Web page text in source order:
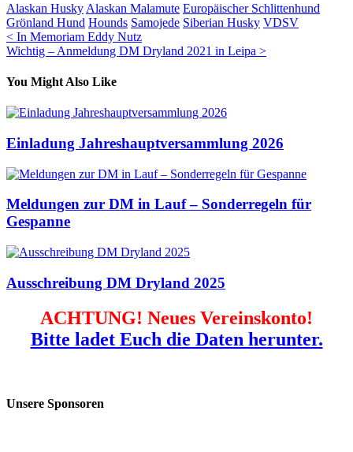
Alaskan Husky Alaskan Malamute Europäischer Schlittenhund
Grönland Hund Hounds Samojede Siberian Husky VDSV
Beitragsnavigation
< In Memoriam Eddy Nutz
Wichtig – Anmeldung DM Dryland 2021 in Leipa >
You Might Also Like
Einladung Jahreshauptversammlung 2026
Meldungen zur DM in Lauf – Sonderregeln für
Gespanne
Ausschreibung DM Dryland 2025
ACHTUNG! Neues Vereinskonto!
Bitte ladet Euch die Daten herunter.
Unsere Sponsoren